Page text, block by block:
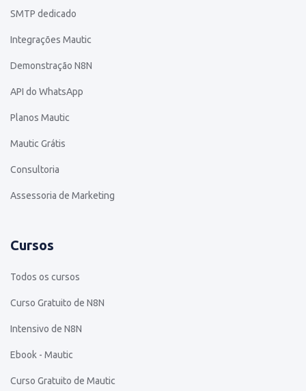
SMTP dedicado
Integrações Mautic
Demonstração N8N
API do WhatsApp
Planos Mautic
Mautic Grátis
Consultoria
Assessoria de Marketing
Cursos
Todos os cursos
Curso Gratuito de N8N
Intensivo de N8N
Ebook - Mautic
Curso Gratuito de Mautic